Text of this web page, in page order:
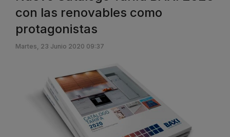
con las renovables como
protagonistas
Martes, 23 Junio 2020 09:37